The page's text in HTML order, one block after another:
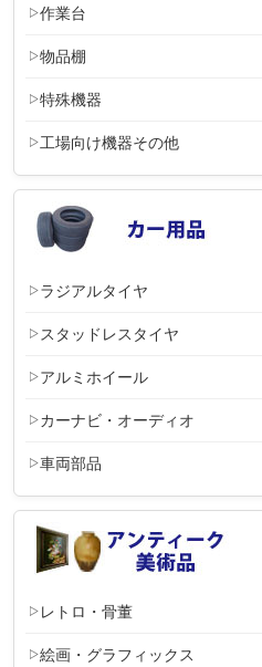
作業台
物品棚
特殊機器
工場向け機器その他
ラジアルタイヤ
スタッドレスタイヤ
アルミホイール
カーナビ・オーディオ
車両部品
レトロ・骨董
絵画・グラフィックス